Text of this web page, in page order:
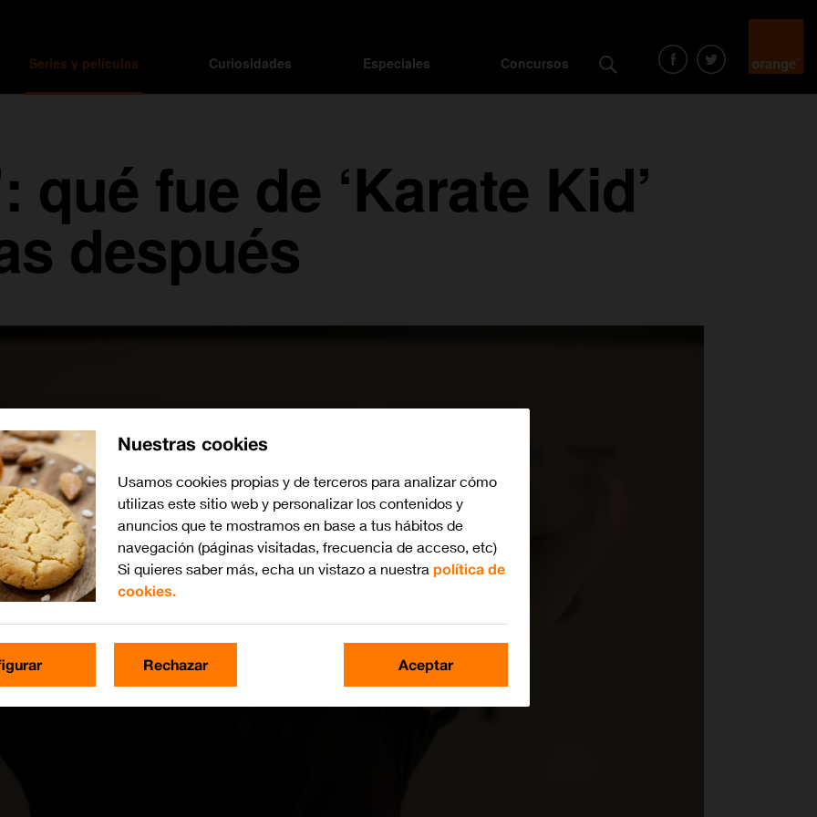
Series y películas Curiosidades Especiales Concursos
qué fue de ‘Karate Kid’
después
Nuestras cookies
Usamos cookies propias y de terceros para analizar cómo
utilizas este sitio web y personalizar los contenidos y
anuncios que te mostramos en base a tus hábitos de
navegación (páginas visitadas, frecuencia de acceso, etc)
Si quieres saber más, echa un vistazo a nuestra política de
cookies.
Rechazar Aceptar